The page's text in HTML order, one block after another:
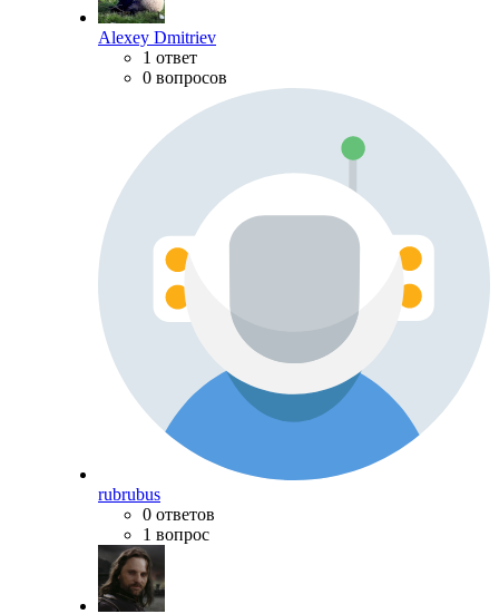
Alexey Dmitriev
1 ответ
0 вопросов
rubrubus
0 ответов
1 вопрос